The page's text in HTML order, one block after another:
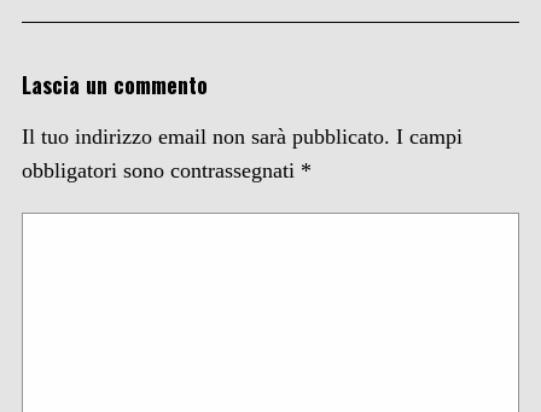
Lascia un commento
Il tuo indirizzo email non sarà pubblicato. I campi
obbligatori sono contrassegnati *